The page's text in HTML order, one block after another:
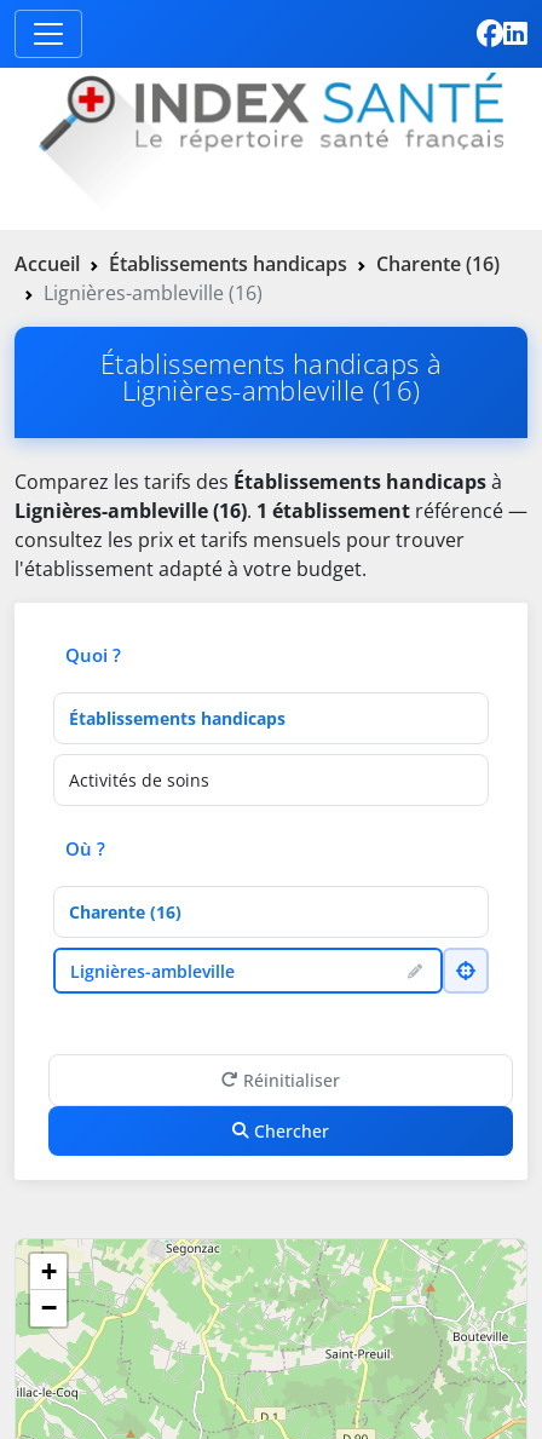
Accueil Établissements handicaps
Charente (16)
Lignières-ambleville (16)
Établissements handicaps à
Lignières-ambleville (16)
Comparez les tarifs des Établissements handicapsà
Lignières-ambleville (16). 1 établissement référencé —
consultez les prix et tarifs mensuels pour trouver
l'établissement adapté à votre budget.
Quoi ?
Type d'établissement
Activités de soins
Où ?
Département
VilleLignières-ambleville
Réinitialiser
Chercher
+
−